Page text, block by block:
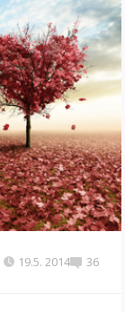
19.5. 2014 36